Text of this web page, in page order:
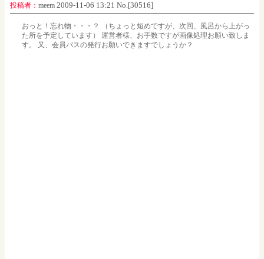
投稿者： meem 2009-11-06 13:21 No.[30516]
おっと！忘れ物・・・？ （ちょっと短めですが、次回、風呂から上がっ
た所を予定しています） 運営者様、お手数ですが画像処理お願い致しま
す。 又、会員パスの発行お願いできますでしょうか？